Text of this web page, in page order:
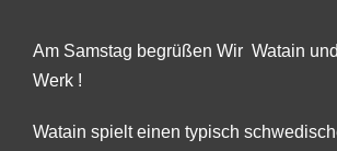
Am Samstag begrüßen Wir Watain
Werk !
Watain spielt einen typisch